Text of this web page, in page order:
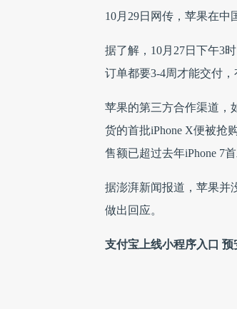
10月29日网传，苹果在中
据了解，10月27日下午3
订单都要3-4周才能交付，
苹果的第三方合作渠道，
货的首批iPhone X便被抢
售额已超过去年iPhone 7首
据澎湃新闻报道，苹果并
做出回应。
支付宝上线小程序入口